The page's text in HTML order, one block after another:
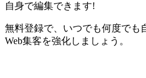
自身で編集できます!
無料登録で、いつでも何度でも
Web集客を強化しましょう。